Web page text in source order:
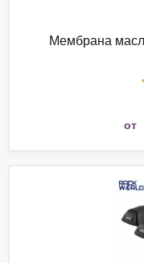
Мембрана
от